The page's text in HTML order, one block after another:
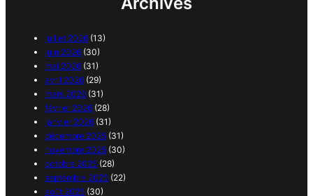
juillet 2026 (13)
juin 2026 (30)
mai 2026 (31)
avril 2026 (29)
mars 2026 (31)
février 2026 (28)
janvier 2026 (31)
décembre 2025 (31)
novembre 2025 (30)
octobre 2025 (28)
septembre 2025 (22)
août 2025 (30)